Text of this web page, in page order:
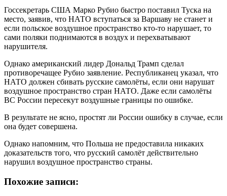
Госсекретарь США Марко Рубио быстро поставил Туска на
место, заявив, что НАТО вступаться за Варшаву не станет и
если польское воздушное пространство кто-то нарушает, то
сами поляки поднимаются в воздух и перехватывают
нарушителя.
Однако американский лидер Дональд Трамп сделал
противоречащее Рубио заявление. Республиканец указал, что
НАТО должен сбивать русские самолёты, если они нарушат
воздушное пространство стран НАТО. Даже если самолёты
ВС России пересекут воздушные границы по ошибке.
В результате не ясно, простят ли России ошибку в случае, если
она будет совершена.
Однако напомним, что Польша не предоставила никаких
доказательств того, что русский самолёт действительно
нарушил воздушное пространство страны.
Похожие записи: